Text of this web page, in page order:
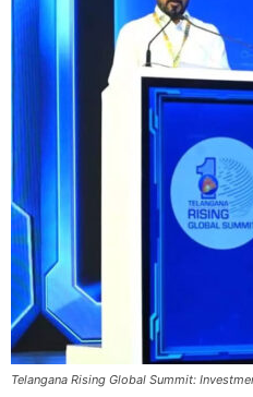
Telangana Rising Global Summit: